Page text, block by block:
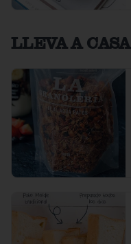
LLEVA A CASA